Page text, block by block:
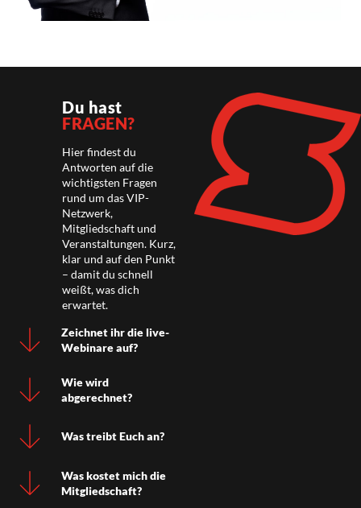
Du hast
FRAGEN?
Hier findest du
Antworten auf die
wichtigsten Fragen
rund um das VIP-
Netzwerk,
Mitgliedschaft und
Veranstaltungen. Kurz,
klar und auf den Punkt
– damit du schnell
weißt, was dich
erwartet.
Zeichnet ihr die live-
Webinare auf?
Wie wird
abgerechnet?
Was treibt Euch an?
Was kostet mich die
Mitgliedschaft?